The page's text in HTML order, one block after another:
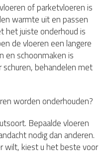
of parketvloeren is
warmte uit en passen
het juiste onderhoud is
de vloeren een langere
en schoonmaken is
schuren, behandelen met
worden onderhouden?
Bepaalde vloeren
nodig dan anderen.
wilt, kiest u het beste voor